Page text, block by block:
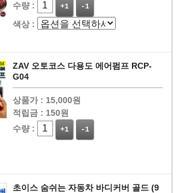
수량 :
+1 -1
색상 :
ZAV 오토코스 다용도 에어펌프 RCP-
G04
상품가 : 15,000원
적립금 : 150원
수량 :
+1 -1
초이스 숨쉬는 자동차 바디커버 골드 (9